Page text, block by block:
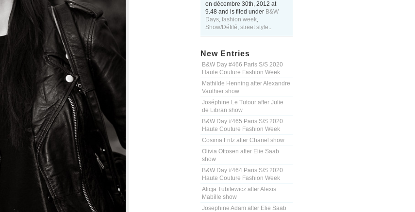
on décembre 30th, 2012 at
9.48 and is filed under B&W
Days, fashion week,
Show/Défilé, street style..
New Entries
B&W Day #466 Paris S/S 2020
Haute Couture Fashion Week
Mathilde Henning after Alexandre
Vauthier show
Joséphine Le Tutour after Julie
de Libran show
B&W Day #465 Paris S/S 2020
Haute Couture Fashion Week
Cosima Fritz after Chanel show
Olivia Ottosen after Elie Saab
show
B&W Day #464 Paris S/S 2020
Haute Couture Fashion Week
Alicja Tubilewicz after Alexis
Mabille show
Josephine Adam after Elie Saab